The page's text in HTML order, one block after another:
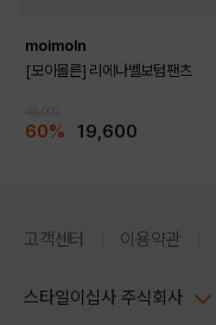
moimoln
[모이몰른] 리에나벨보텀팬츠
60% 19,600
고객센터 이용약관
스타일이십사 주식회사